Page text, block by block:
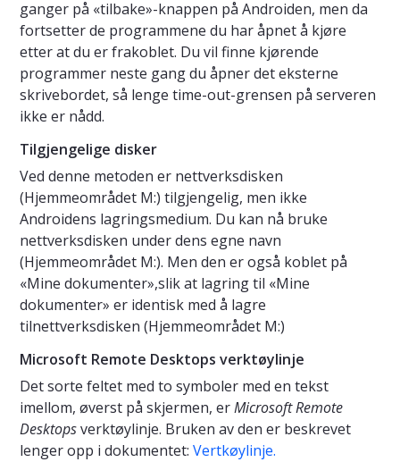
ganger på «tilbake»-knappen på Androiden, men da
fortsetter de programmene du har åpnet å kjøre
etter at du er frakoblet. Du vil finne kjørende
programmer neste gang du åpner det eksterne
skrivebordet, så lenge time-out-grensen på serveren
ikke er nådd.
Tilgjengelige disker
Ved denne metoden er nettverksdisken
(Hjemmeområdet M:) tilgjengelig, men ikke
Androidens lagringsmedium. Du kan nå bruke
nettverksdisken under dens egne navn
(Hjemmeområdet M:). Men den er også koblet på
«Mine dokumenter»,slik at lagring til «Mine
dokumenter» er identisk med å lagre
tilnettverksdisken (Hjemmeområdet M:)
Microsoft Remote Desktops verktøylinje
Det sorte feltet med to symboler med en tekst
imellom, øverst på skjermen, erMicrosoft Remote
Desktopsverktøylinje. Bruken av den er beskrevet
lenger opp i dokumentet: Vertkøylinje.